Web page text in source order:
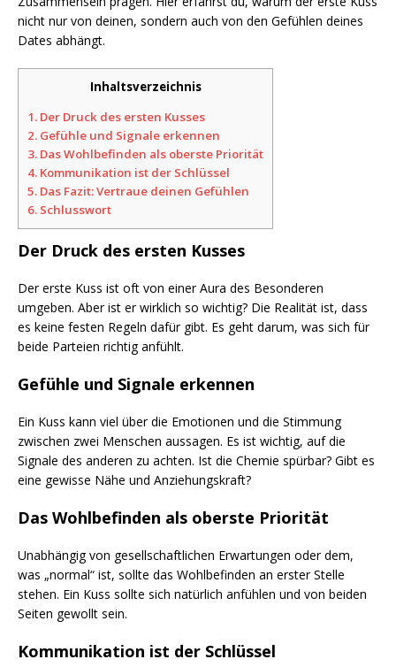
nicht nur von deinen, sondern auch von den Gefühlen deines
Dates abhängt.
Inhaltsverzeichnis
1. Der Druck des ersten Kusses
2. Gefühle und Signale erkennen
3. Das Wohlbefinden als oberste Priorität
4. Kommunikation ist der Schlüssel
5. Das Fazit: Vertraue deinen Gefühlen
6. Schlusswort
Der Druck des ersten Kusses
Der erste Kuss ist oft von einer Aura des Besonderen
umgeben. Aber ist er wirklich so wichtig? Die Realität ist, dass
es keine festen Regeln dafür gibt. Es geht darum, was sich für
beide Parteien richtig anfühlt.
Gefühle und Signale erkennen
Ein Kuss kann viel über die Emotionen und die Stimmung
zwischen zwei Menschen aussagen. Es ist wichtig, auf die
Signale des anderen zu achten. Ist die Chemie spürbar? Gibt es
eine gewisse Nähe und Anziehungskraft?
Das Wohlbefinden als oberste Priorität
Unabhängig von gesellschaftlichen Erwartungen oder dem,
was „normal“ ist, sollte das Wohlbefinden an erster Stelle
stehen. Ein Kuss sollte sich natürlich anfühlen und von beiden
Seiten gewollt sein.
Kommunikation ist der Schlüssel